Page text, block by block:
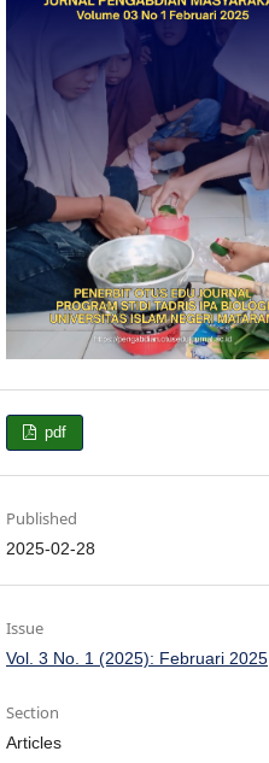
pdf
Published
2025-02-28
Issue
Vol. 3 No. 1 (2025): Februari 2025
Section
Articles